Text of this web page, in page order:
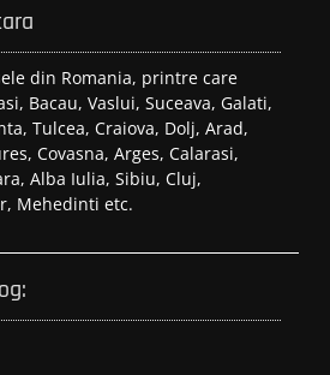
din Romania, printre care
Bacau, Vaslui, Suceava, Galati,
Tulcea, Craiova, Dolj, Arad,
Covasna, Arges, Calarasi,
Alba Iulia, Sibiu, Cluj,
Mehedinti etc.